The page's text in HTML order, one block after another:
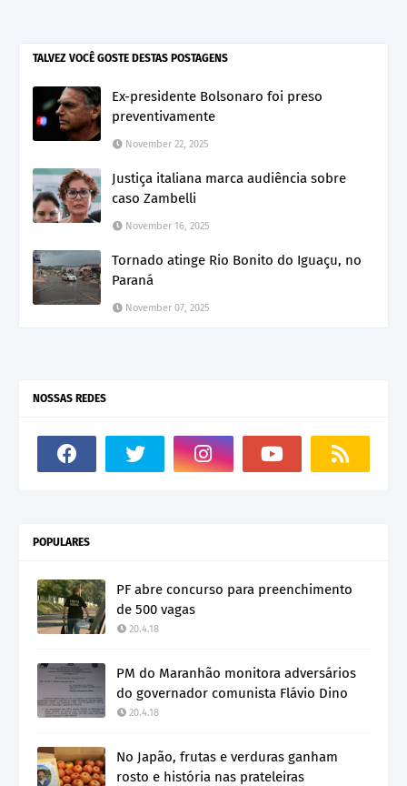
TALVEZ VOCÊ GOSTE DESTAS POSTAGENS
Ex-presidente Bolsonaro foi preso
preventivamente
November 22, 2025
Justiça italiana marca audiência sobre
caso Zambelli
November 16, 2025
Tornado atinge Rio Bonito do Iguaçu, no
Paraná
November 07, 2025
NOSSAS REDES
POPULARES
PF abre concurso para preenchimento
de 500 vagas
20.4.18
PM do Maranhão monitora adversários
do governador comunista Flávio Dino
20.4.18
No Japão, frutas e verduras ganham
rosto e história nas prateleiras